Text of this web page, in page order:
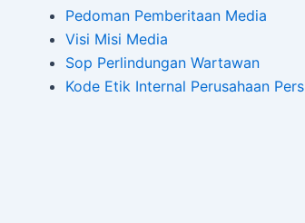
Pedoman Pemberitaan Media
Visi Misi Media
Sop Perlindungan Wartawan
Kode Etik Internal Perusahaan Pers